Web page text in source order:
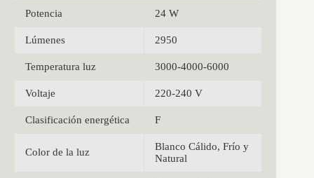
Potencia 24 W
Lúmenes 2950
Temperatura luz 3000-4000-6000
Voltaje 220-240 V
Clasificación energética F
Color de la luz
Blanco Cálido, Frío y
Natural